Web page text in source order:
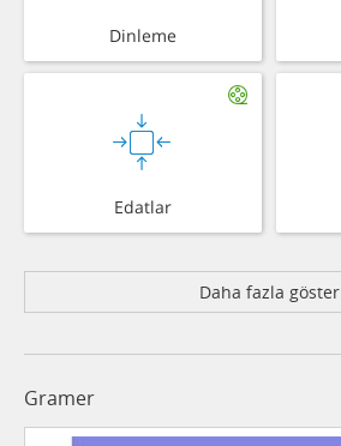
Dinleme
Edatlar
Daha fazla göster
Gramer